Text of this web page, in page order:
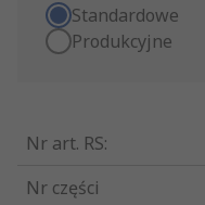
Standardowe
Produkcyjne
Nr art. RS:
Nr części